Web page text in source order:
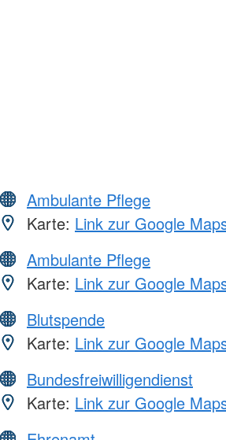
Ambulante Pflege
Karte: Link zur Google
Ambulante Pflege
Karte: Link zur Google
Blutspende
Karte: Link zur Google
Bundesfreiwilligendienst
Karte: Link zur Google